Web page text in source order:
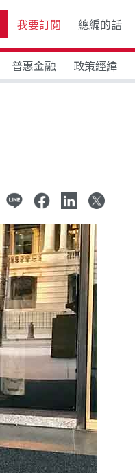
我要訂閱 總編的話
普惠金融 政策經緯